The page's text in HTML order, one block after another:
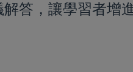
答，讓學習者增